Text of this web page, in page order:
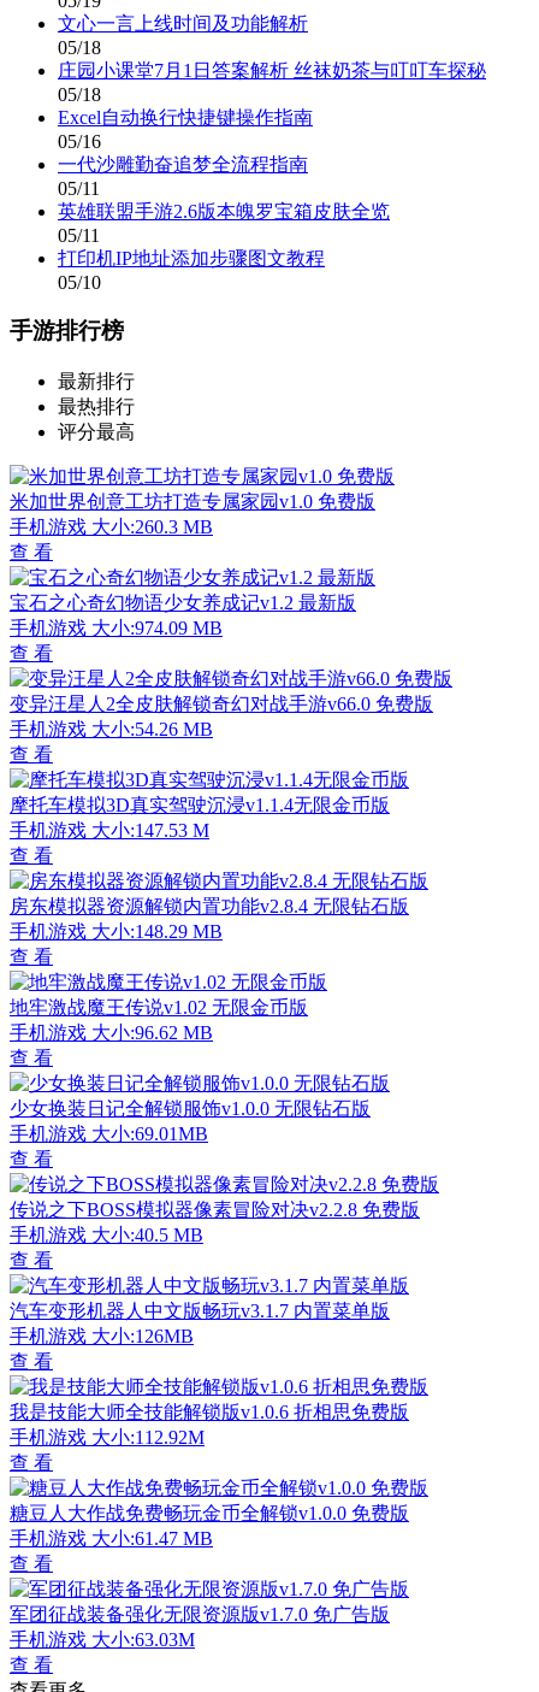
文心一言上线时间及功能解析
05/18
庄园小课堂7月1日答案解析 丝袜奶茶与叮叮车探秘
05/18
Excel自动换行快捷键操作指南
05/16
一代沙雕勤奋追梦全流程指南
05/11
英雄联盟手游2.6版本魄罗宝箱皮肤全览
05/11
打印机IP地址添加步骤图文教程
05/10
手游排行榜
最新排行
最热排行
评分最高
米加世界创意工坊打造专属家园v1.0 免费版
手机游戏 大小:260.3 MB
查 看
宝石之心奇幻物语少女养成记v1.2 最新版
手机游戏 大小:974.09 MB
查 看
变异汪星人2全皮肤解锁奇幻对战手游v66.0 免费版
手机游戏 大小:54.26 MB
查 看
摩托车模拟3D真实驾驶沉浸v1.1.4无限金币版
手机游戏 大小:147.53 M
查 看
房东模拟器资源解锁内置功能v2.8.4 无限钻石版
手机游戏 大小:148.29 MB
查 看
地牢激战魔王传说v1.02 无限金币版
手机游戏 大小:96.62 MB
查 看
少女换装日记全解锁服饰v1.0.0 无限钻石版
手机游戏 大小:69.01MB
查 看
传说之下BOSS模拟器像素冒险对决v2.2.8 免费版
手机游戏 大小:40.5 MB
查 看
汽车变形机器人中文版畅玩v3.1.7 内置菜单版
手机游戏 大小:126MB
查 看
我是技能大师全技能解锁版v1.0.6 折相思免费版
手机游戏 大小:112.92M
查 看
糖豆人大作战免费畅玩金币全解锁v1.0.0 免费版
手机游戏 大小:61.47 MB
查 看
军团征战装备强化无限资源版v1.7.0 免广告版
手机游戏 大小:63.03M
查 看